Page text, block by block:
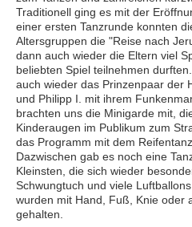
Traditionell ging es mit der
einer ersten Tanzrunde konnten
Altersgruppen die "Reise nach
dann auch wieder die Eltern viel
beliebten Spiel teilnehmen
auch wieder das Prinzenpaar der
und Philipp I. mit ihrem
brachten uns die Minigarde mit,
Kinderaugen im Publikum zum
das Programm mit dem
Dazwischen gab es noch eine
Kleinsten, die sich wieder
Schwungtuch und viele
wurden mit Hand, Fuß, Knie oder
gehalten.